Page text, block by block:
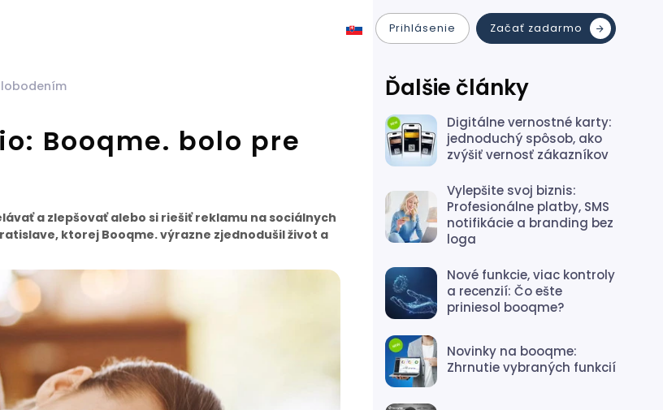
Prihlásenie Začať zadarmo
Booqme. bolo pre
a zlepšovať alebo si riešiť reklamu na sociálnych
ktorej Booqme. výrazne zjednodušil život a
Ďalšie články
Digitálne vernostné karty:
jednoduchý spôsob, ako
zvýšiť vernosť zákazníkov
Vylepšite svoj biznis:
Profesionálne platby, SMS
notifikácie a branding bez
loga
Nové funkcie, viac kontroly
a recenzií: Čo ešte
priniesol booqme?
Novinky na booqme:
Zhrnutie vybraných funkcií